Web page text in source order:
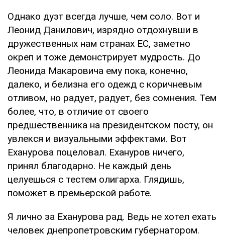
Однако дуэт всегда лучше, чем соло. Вот и
Леонид Данилович, изрядно отдохнувши в
дружественных нам странах ЕС, заметно
окреп и тоже демонстрирует мудрость. До
Леонида Макаровича ему пока, конечно,
далеко, и белизна его одежд с коричневым
отливом, но радует, радует, без сомнения. Тем
более, что, в отличие от своего
предшественника на президентском посту, он
увлекся и визуальными эффектами. Вот
Еханурова поцеловал. Ехануров ничего,
принял благодарно. Не каждый день
целуешься с тестем олигарха. Глядишь,
поможет в премьерской работе.
Я лично за Еханурова рад. Ведь не хотел ехать
человек днепропетровским губернатором.